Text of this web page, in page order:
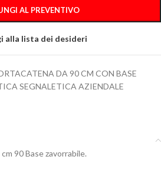
AL PREVENTIVO
alla lista dei desideri
DA 90 CM CON BASE
SEGNALETICA AZIENDALE
90 Base zavorrabile.